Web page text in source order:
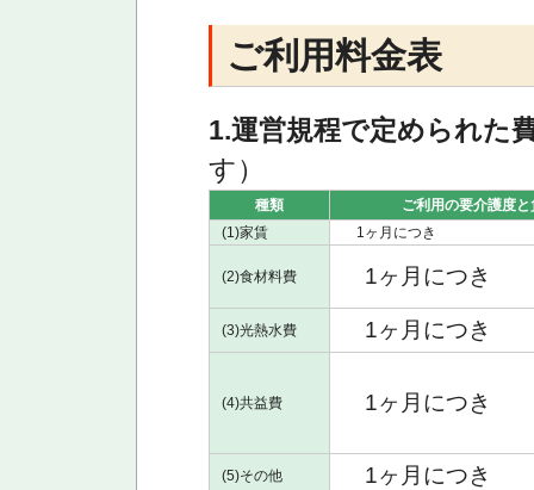
ご利用料金表
1.運営規程で定められた
す）
種類
ご利用の要介護度と
(1)家賃
1ヶ月につき
(2)食材料費 1ヶ月につき
(3)光熱水費 1ヶ月につき
(4)共益費 1ヶ月につき
(5)その他 1ヶ月につき